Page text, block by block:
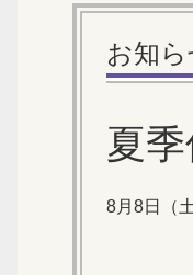
お知
夏
8月8日（